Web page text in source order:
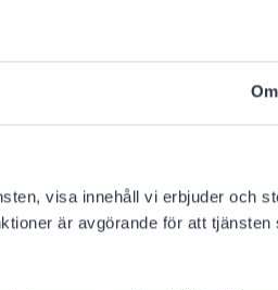
Om
visa innehåll vi erbjuder och
är avgörande för att tjänsten